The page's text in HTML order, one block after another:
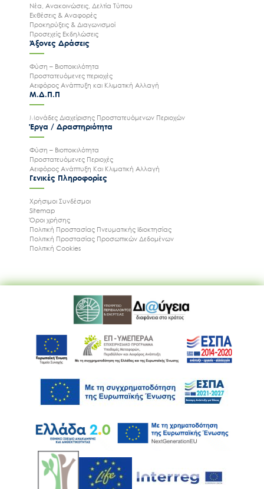
Νέα, Ανακοινώσεις, Δελτία Τύπου
Εκθέσεις & Αναφορές
Προκηρύξεις & Διαγωνισμοί
Προσεχείς Εκδηλώσεις
Άξονες Δράσεις
Φύση – Βιοποικιλότητα
Προστατευόμενες περιοχές
Αειφόρος Ανάπτυξη και Κλιματική Αλλαγή
Μ.Δ.Π.Π
Μονάδες Διαχείρισης Προστατευόμενων Περιοχών
Έργα / Δραστηριότητα
Φύση – Βιοποικιλότητα
Προστατευόμενες Περιοχές
Αειφόρος Ανάπτυξη Και Κλιματική Αλλαγή
Γενικές Πληροφορίες
Χρήσιμοι Συνδέσμοι
Sitemap
Όροι χρήσης
Πολιτική Προστασίας Πνευματικής Ιδιοκτησίας
Πολιτική Προστασίας Προσωπικών Δεδομένων
Πολιτική Cookies